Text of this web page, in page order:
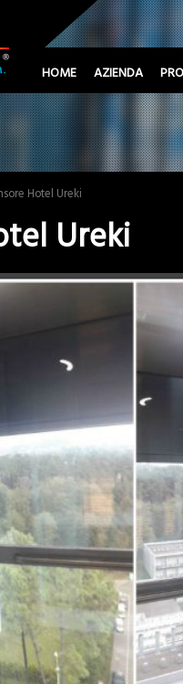
HOME AZIENDA
Hotel Ureki
Ureki